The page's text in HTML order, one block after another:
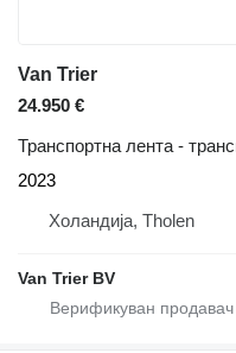
Van Trier
24.950 €
Транспортна лента -
2023
Холандија, Tholen
Van Trier BV